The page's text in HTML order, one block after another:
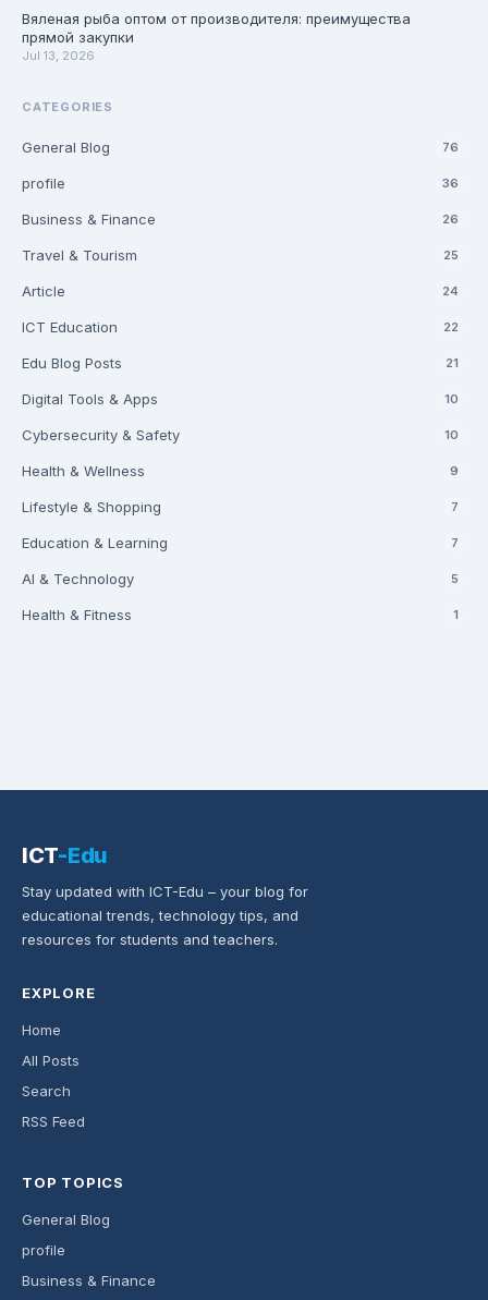
Вяленая рыба оптом от производителя: преимущества
прямой закупки
Jul 13, 2026
CATEGORIES
General Blog 76
profile 36
Business & Finance 26
Travel & Tourism 25
Article 24
ICT Education 22
Edu Blog Posts 21
Digital Tools & Apps 10
Cybersecurity & Safety 10
Health & Wellness 9
Lifestyle & Shopping 7
Education & Learning 7
AI & Technology 5
Health & Fitness 1
ICT-Edu
Stay updated with ICT-Edu – your blog for
educational trends, technology tips, and
resources for students and teachers.
EXPLORE
Home
All Posts
Search
RSS Feed
TOP TOPICS
General Blog
profile
Business & Finance